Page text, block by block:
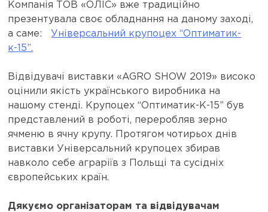
Компанія ТОВ «ОЛІС» вже традиційно
презентувала своє обладнання на даному заході,
а саме:
Універсальний крупоцех “Оптиматик-
к-15”.
Відвідувачі виставки «AGRO SHOW 2019» високо
оцінили якість українського виробника на
нашому стенді. Крупоцех “Оптиматик-К-15” був
представлений в роботі, переробляв зерно
ячменю в ячну крупу. Протягом чотирьох днів
виставки Універсальний крупоцех збирав
навколо себе аграріїв з Польщі та сусідніх
європейських країн.
Дякуємо організаторам та відвідувачам